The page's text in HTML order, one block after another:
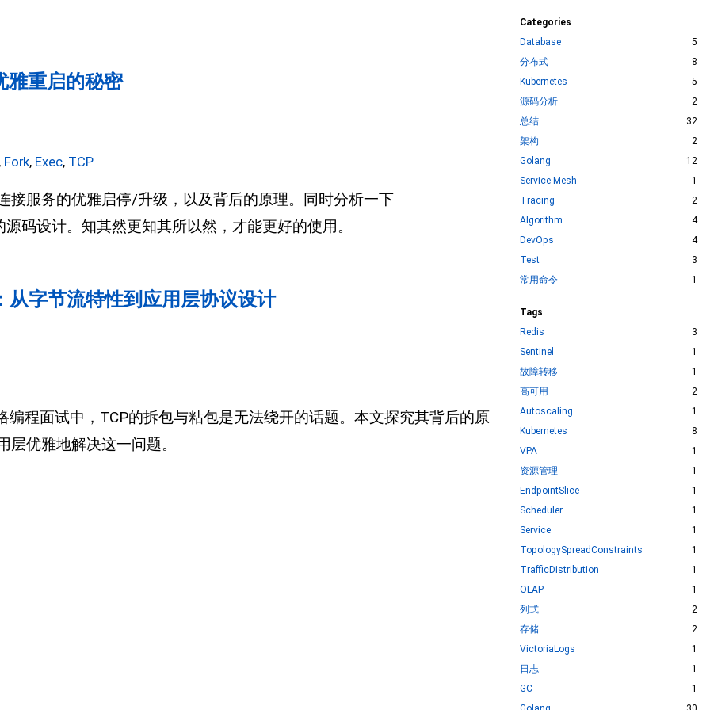
雅重启的秘密
Fork, Exec, TCP
接服务的优雅启停/升级，以及背后的原理。同时分析一下
码设计。知其然更知其所以然，才能更好的使用。
从字节流特性到应用层协议设计
编程面试中，TCP的拆包与粘包是无法绕开的话题。本文探究其背后的原
层优雅地解决这一问题。
Categories
Database
5
分布式
8
Kubernetes
5
源码分析
2
总结
32
架构
2
Golang
12
Service Mesh
1
Tracing
2
Algorithm
4
DevOps
4
Test
3
常用命令
1
Tags
Redis
3
Sentinel
1
故障转移
1
高可用
2
Autoscaling
1
Kubernetes
8
VPA
1
资源管理
1
EndpointSlice
1
Scheduler
1
Service
1
TopologySpreadConstraints
1
TrafficDistribution
1
OLAP
1
列式
2
存储
2
VictoriaLogs
1
日志
1
GC
1